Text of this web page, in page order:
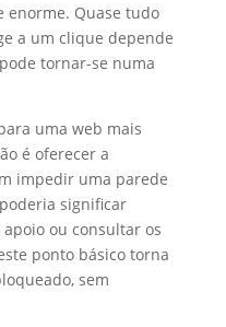
enorme. Quase tudo
a um clique depende
tornar-se numa
uma web mais
é oferecer a
impedir uma parede
significar
ou consultar os
ponto básico torna
sem